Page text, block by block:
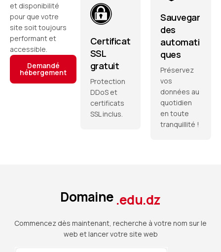
et disponibilité
pour que votre
site soit toujours
performant et
accessible.
Demandé
hébergement
Certificat
SSL
gratuit
Protection
DDoS et
certificats
SSL inclus.
Sauvegar
des
automati
ques
Préservez
vos
données au
quotidien
en toute
tranquillité !
Domaine .edu.dz
Commencez dès maintenant, recherche à votre nom sur le
web et lancer votre site web